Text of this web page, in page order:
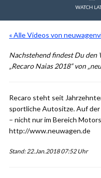
WATCH
« Alle Videos von
Nachstehend findest Du den
„Recaro Naias 2018“ von
Recaro steht seit
sportliche Autositze. Auf
– nicht nur im Bereich
http://www.neuwagen.de
Stand: 22.Jan.2018 07:52 Uhr